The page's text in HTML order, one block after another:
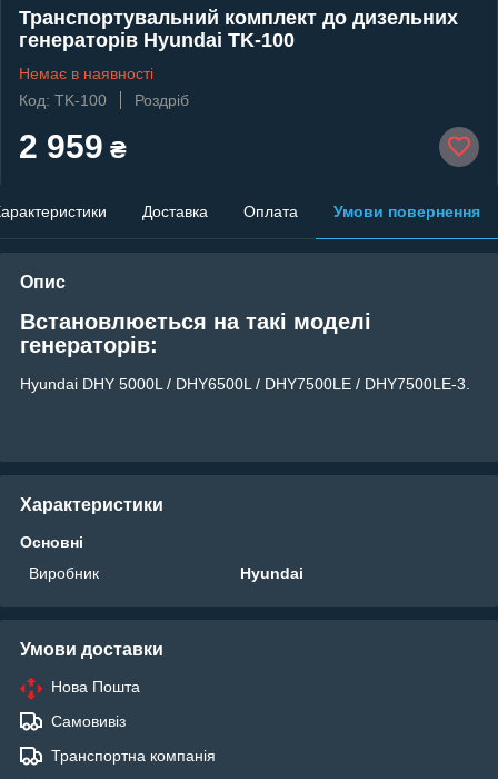
Транспортувальний комплект до дизельних
генераторів Hyundai TK-100
Немає в наявності
Код: TK-100
Роздріб
2 959 ₴
Доставка Оплата Умови повернення
Опис
Встановлюється на такі моделі
генераторів:
Hyundai DHY 5000L / DHY6500L / DHY7500LE / DHY7500LE-3.
Характеристики
Основні
Виробник
Hyundai
Умови доставки
Нова Пошта
Самовивіз
Транспортна компанія